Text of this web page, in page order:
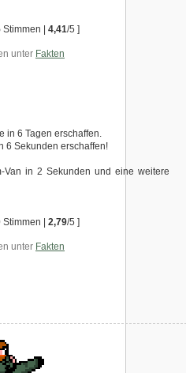
Stimmen |4,41/5 ]
unter Fakten
in 6 Tagen erschaffen.
6 Sekunden erschaffen!
Van in 2 Sekunden und eine weitere
Stimmen |2,79/5 ]
unter Fakten